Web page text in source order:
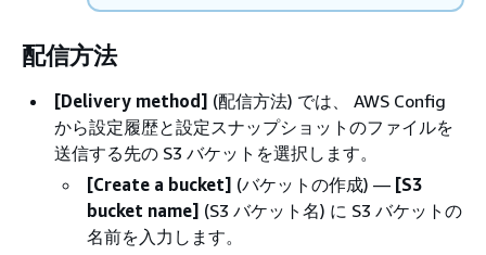
配信方法
[Delivery method] (配信方法) では、 AWS Config
から設定履歴と設定スナップショットのファイルを
送信する先の S3 バケットを選択します。
[Create a bucket] (バケットの作成) — [S3
bucket name] (S3 バケット名) に S3 バケットの
名前を入力します。